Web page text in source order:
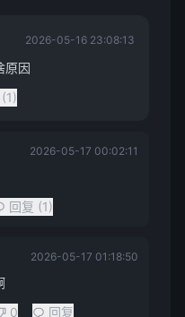
2026-05-16 23:08:13
原因
2026-05-17 00:02:11
回复 (1)
2026-05-17 01:18:50
0 回复